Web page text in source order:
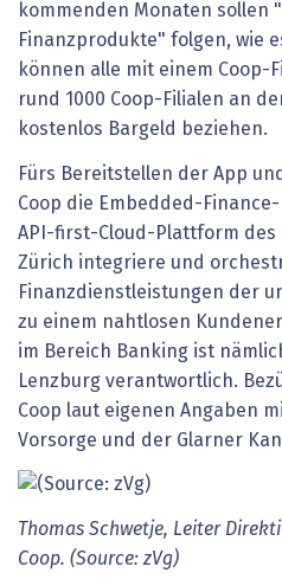
kommenden Monaten sollen
Finanzprodukte" folgen, wie
können alle mit einem Coop-
rund 1000 Coop-Filialen an
kostenlos Bargeld beziehen.
Fürs Bereitstellen der App
Coop die Embedded-
API-first-Cloud-Plattform des
Zürich integriere und
Finanzdienstleistungen der
zu einem nahtlosen
im Bereich Banking ist
Lenzburg verantwortlich.
Coop laut eigenen Angaben
Vorsorge und der Glarner
Thomas Schwetje, Leiter
Coop. (Source: zVg)